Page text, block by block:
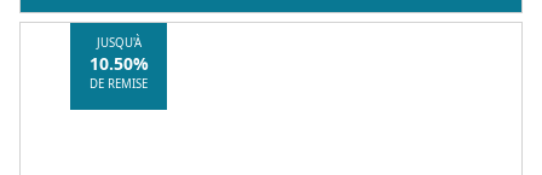
JUSQU'À
10.50%
DE REMISE